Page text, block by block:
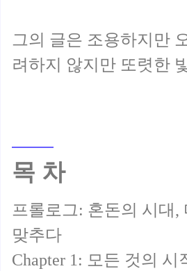
그의 글은 조용하지만
목 차
프롤로그: 혼돈의 시대,
맞추다
Chapter 1: 모든 것의 시